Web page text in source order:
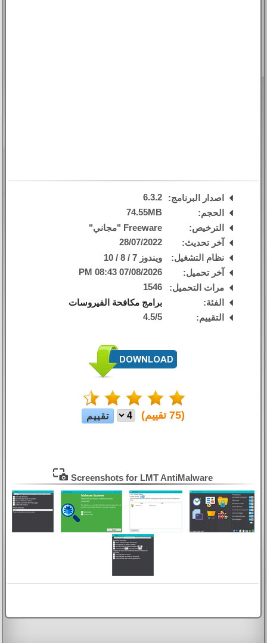
اصدار البرنامج:
6.3.2
الحجم:
74.55MB
الترخيص:
Freeware "مجاني"
آخر تحديث:
28/07/2022
نظام التشغيل:
ويندوز 7 / 8 / 10
آخر تحميل:
07/08/2026 08:43 PM
مرات التحميل:
1546
الفئة:
برامج مكافحة الفيروسات
التقييم:
4.5/5
(
75 تقييم)
Screenshots for LMT AntiMalware